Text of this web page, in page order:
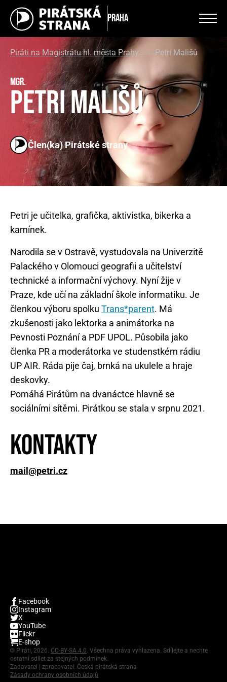
Praha
Piráti na Magistrátu hl. města Prahy Petri Mališů
Mgr.
Petri Mališů
Člen(ka) Pirátské strany
Petri je učitelka, grafička, aktivistka, bikerka a
Narodila se v Ostravě, vystudovala na Univerzitě
Palackého v Olomouci geografii a učitelství
technické a informační výchovy. Nyní žije v
Praze, kde učí na základní škole informatiku. Je
členkou výboru spolku Trans*parent. Má
zkušenosti jako lektorka a animátorka na
Pevnosti Poznání a PDF UPOL. Působila jako
členka PR a moderátorka ve studenstkém rádiu
UP AIR. Ráda pije čaj, brnká na ukulele a hraje
deskovky.
Pomáhá Pirátům na dvanáctce hlavně se
sociálními sítěmi. Pirátkou se stala v srpnu 2021.
Kontakty
mail@petri.cz
Facebook
Instagram
X
YouTube
Flickr
E-shop
© Piráti, 2026. CC-BY-SA 4.0. Všechna práva vyhlazena. Sdílejte a nechte
ostatní sdílet za stejných podmínek.
Zadavatel | zpracovatel: Česká pirátská strana
Zásady ochrany osobních údajů